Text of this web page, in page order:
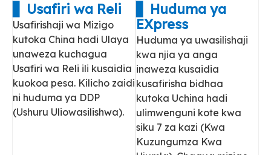
▋ Usafiri wa Reli
Usafirishaji wa Mizigo
kutoka China hadi Ulaya
unaweza kuchagua
Usafiri wa Reli ili kusaidia
kuokoa pesa. Kilicho zaidi
ni huduma ya DDP
(Ushuru Uliowasilishwa).
▋ Huduma ya
EXpress
Huduma ya uwasilishaji
kwa njia ya anga
inaweza kusaidia
kusafirisha bidhaa
kutoka Uchina hadi
ulimwenguni kote kwa
siku 7 za kazi (Kwa
Kuzungumza Kwa